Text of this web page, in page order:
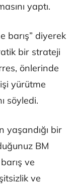
yaptı.
barış” diyerek
bir strateji
önlerinde
yürütme
söyledi.
yaşandığı bir
BM
ve
ve